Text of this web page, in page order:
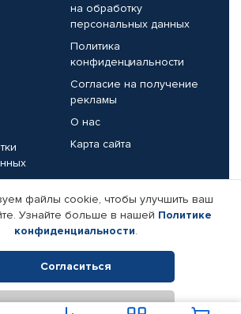
на обработку
персональных данных
Политика
конфиденциальности
Согласие на получение
рекламы
О нас
Карта сайта
Реквизиты компании
2015-2026. Все права защищены.
файлы cookie, чтобы улучшить ваш
Узнайте больше в нашей Политике
конфиденциальности.
Согласиться
Отклонить